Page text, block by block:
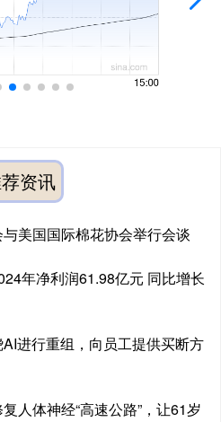
资讯
美国国际棉花协会举行会谈
年净利润61.98亿元 同比增长
进行重组，向员工提供买断方
人体神经“高速公路”，让61岁